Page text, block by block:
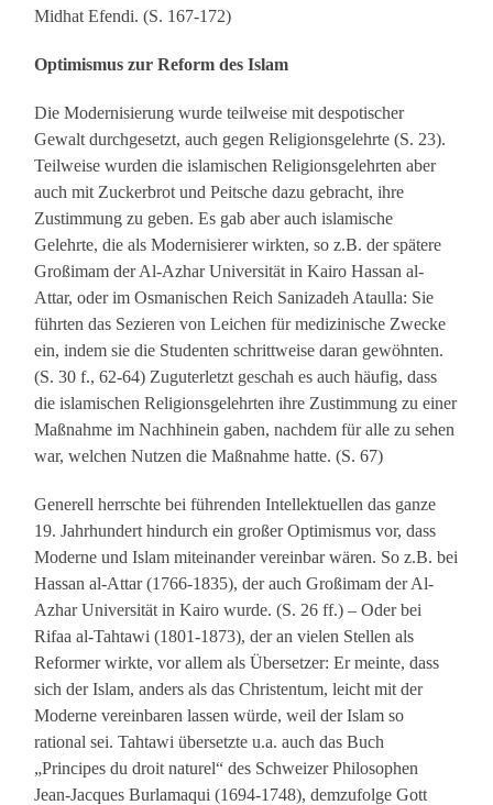
Midhat Efendi. (S. 167-172)
Optimismus zur Reform des Islam
Die Modernisierung wurde teilweise mit despotischer
Gewalt durchgesetzt, auch gegen Religionsgelehrte (S. 23).
Teilweise wurden die islamischen Religionsgelehrten aber
auch mit Zuckerbrot und Peitsche dazu gebracht, ihre
Zustimmung zu geben. Es gab aber auch islamische
Gelehrte, die als Modernisierer wirkten, so z.B. der spätere
Großimam der Al-Azhar Universität in Kairo Hassan al-
Attar, oder im Osmanischen Reich Sanizadeh Ataulla: Sie
führten das Sezieren von Leichen für medizinische Zwecke
ein, indem sie die Studenten schrittweise daran gewöhnten.
(S. 30 f., 62-64) Zuguterletzt geschah es auch häufig, dass
die islamischen Religionsgelehrten ihre Zustimmung zu einer
Maßnahme im Nachhinein gaben, nachdem für alle zu sehen
war, welchen Nutzen die Maßnahme hatte. (S. 67)
Generell herrschte bei führenden Intellektuellen das ganze
19. Jahrhundert hindurch ein großer Optimismus vor, dass
Moderne und Islam miteinander vereinbar wären. So z.B. bei
Hassan al-Attar (1766-1835), der auch Großimam der Al-
Azhar Universität in Kairo wurde. (S. 26 ff.) – Oder bei
Rifaa al-Tahtawi (1801-1873), der an vielen Stellen als
Reformer wirkte, vor allem als Übersetzer: Er meinte, dass
sich der Islam, anders als das Christentum, leicht mit der
Moderne vereinbaren lassen würde, weil der Islam so
rational sei. Tahtawi übersetzte u.a. auch das Buch
„Principes du droit naturel“ des Schweizer Philosophen
Jean-Jacques Burlamaqui (1694-1748), demzufolge Gott